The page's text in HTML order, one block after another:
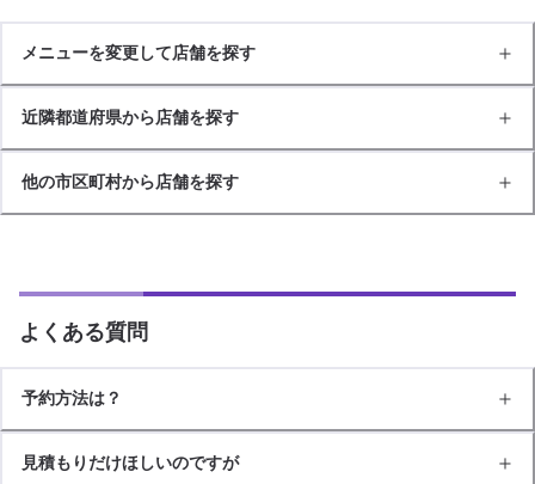
メニューを変更して店舗を探す
近隣都道府県から店舗を探す
他の市区町村から店舗を探す
よくある質問
予約方法は？
見積もりだけほしいのですが